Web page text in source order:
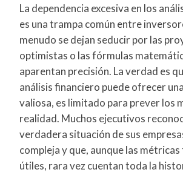
La dependencia excesiva en los
es una trampa común entre
menudo se dejan seducir por las
optimistas o las fórmulas
aparentan precisión. La verdad es
análisis financiero puede ofrecer
valiosa, es limitado para prever los
realidad. Muchos ejecutivos
verdadera situación de sus
compleja y que, aunque las
útiles, rara vez cuentan toda la